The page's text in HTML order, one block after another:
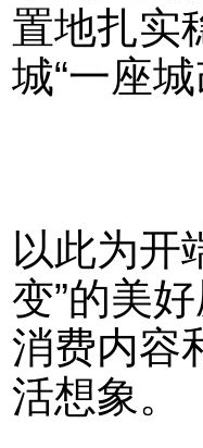
置地扎实
城“一座
以此为开
变”的美
消费内容
活想象。